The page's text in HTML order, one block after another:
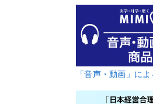
「音声・動画」に